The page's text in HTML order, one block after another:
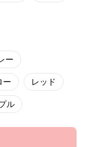
ー
ー レッド
ル